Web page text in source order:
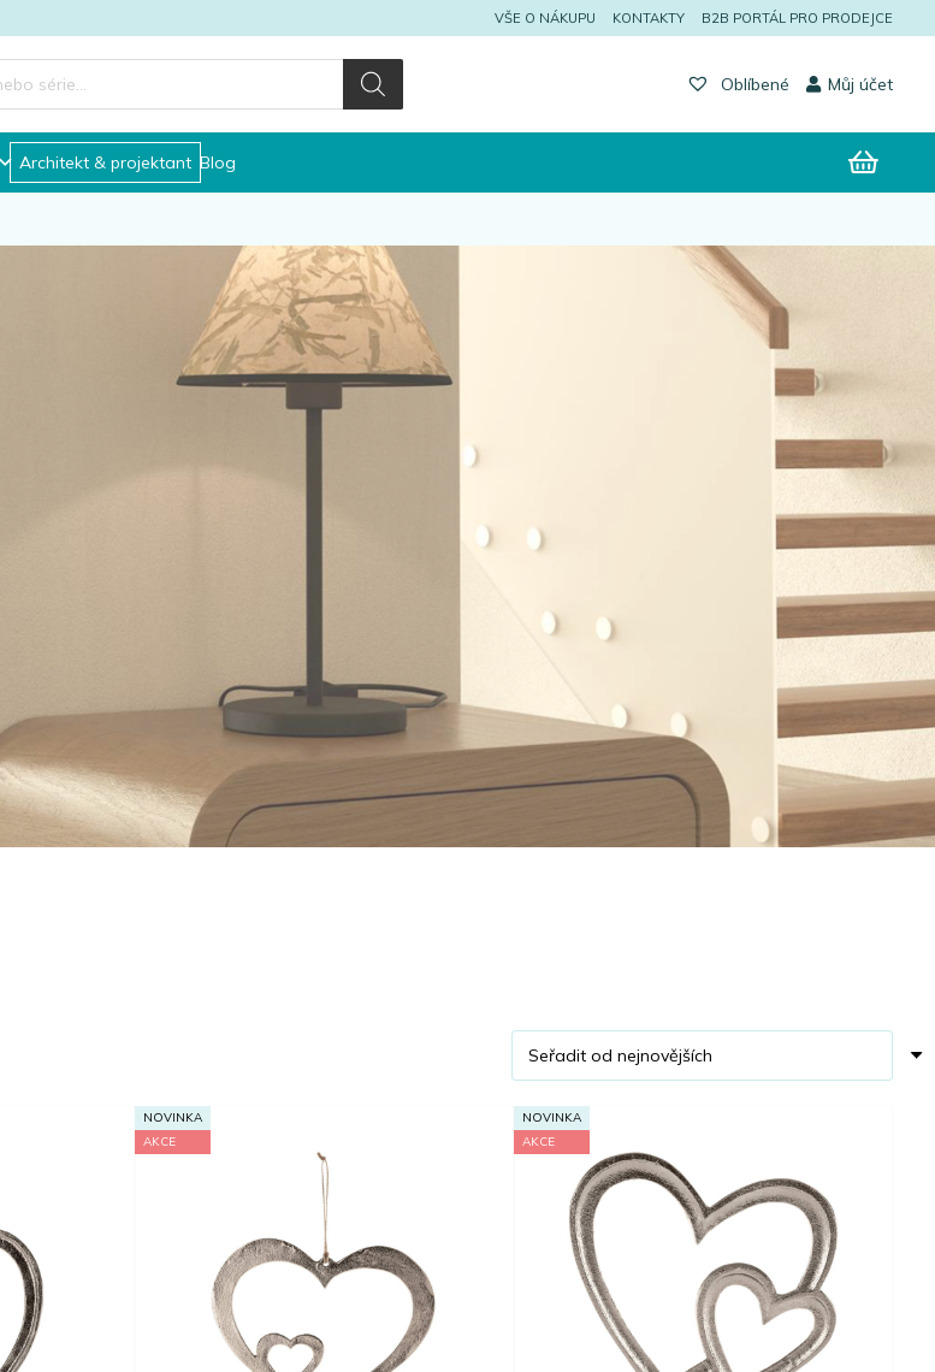
VŠE O NÁKUPU KONTAKTY B2B PORTÁL PRO PRODEJCE
Oblíbené Můj účet
Architekt & projektant Blog
NOVINKA
AKCE
NOVINKA
AKCE